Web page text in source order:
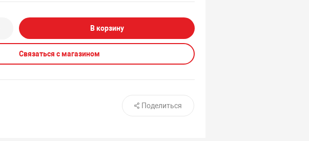
В корзину
Связаться с магазином
Поделиться